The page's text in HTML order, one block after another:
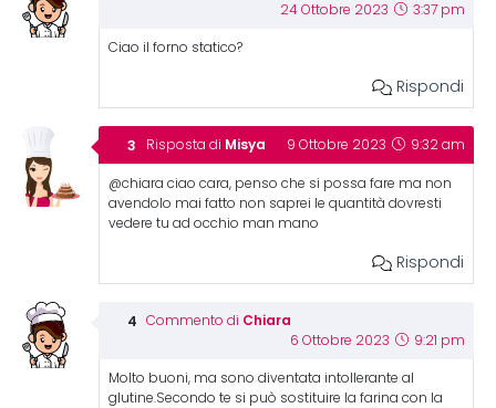
24 Ottobre 2023 3:37 pm
Ciao il forno statico?
Rispondi
Risposta di Misya 9 Ottobre 2023 9:32 am
@chiara ciao cara, penso che si possa fare ma non
avendolo mai fatto non saprei le quantità dovresti
vedere tu ad occhio man mano
Rispondi
Commento di Chiara
6 Ottobre 2023 9:21 pm
Molto buoni, ma sono diventata intollerante al
glutine.Secondo te si può sostituire la farina con la